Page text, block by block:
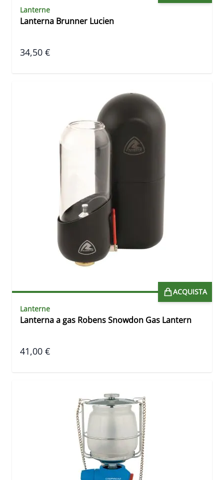
Lanterne
Lanterna Brunner Lucien
34,50 €
ACQUISTA
Lanterne
Lanterna a gas Robens Snowdon Gas Lantern
41,00 €